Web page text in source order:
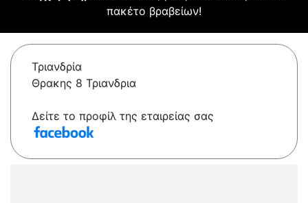
πακέτο βραβείων!
Τριανδρία
Θρακης 8 Τριανδρια
Δείτε το προφίλ της εταιρείας σας